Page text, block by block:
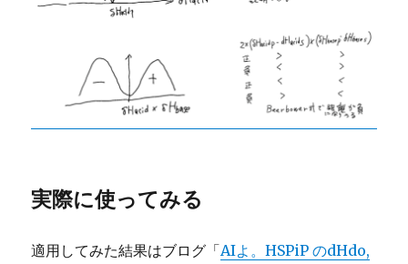
実際に使ってみる
適用してみた結果はブログ「AIよ。HSPiP のdHdo,